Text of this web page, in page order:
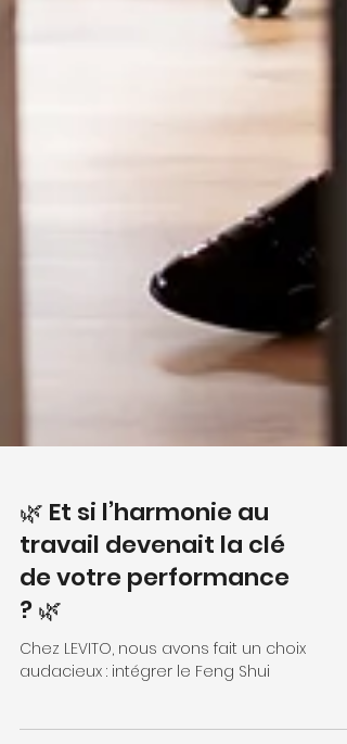
🌿 Et si l’harmonie au
travail devenait la clé
de votre performance
Chez LEVITO, nous avons fait un choix